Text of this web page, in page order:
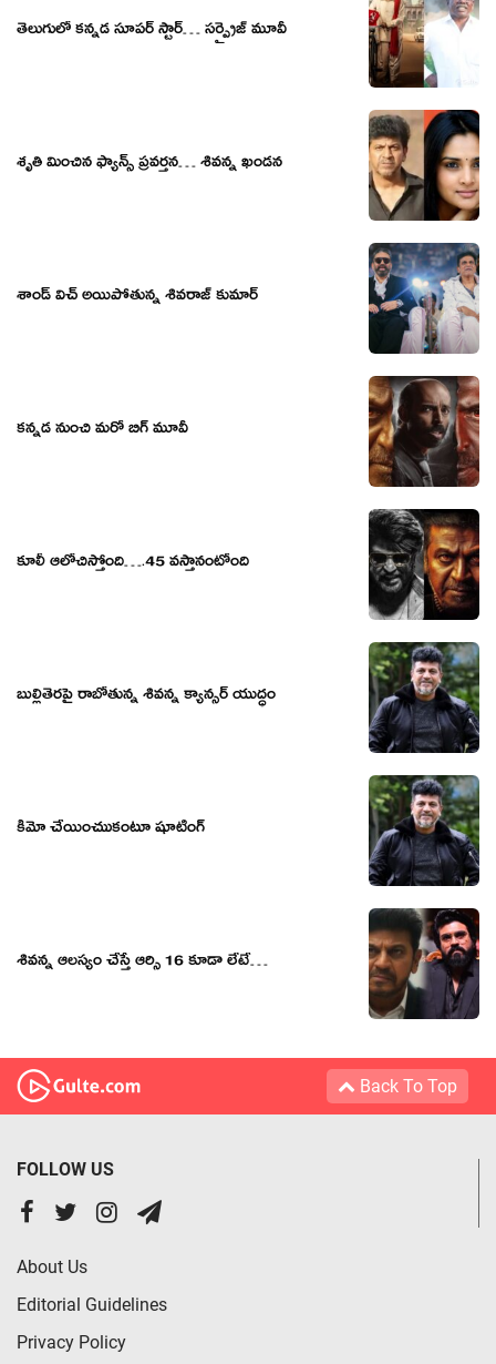
తెలుగులో కన్న‌డ సూప‌ర్ స్టార్… స‌ర్ప్రైజ్ మూవీ
శృతి మించిన ఫ్యాన్స్ ప్రవర్తన… శివన్న ఖండన
శాండ్ విచ్ అయిపోతున్న శివరాజ్ కుమార్
కన్నడ నుంచి మరో బిగ్ మూవీ
కూలీ ఆలోచిస్తోంది….45 వస్తానంటోంది
బుల్లితెరపై రాబోతున్న శివన్న క్యాన్సర్ యుద్ధం
కీమో చేయించుుకంటూ షూటింగ్
శివన్న ఆలస్యం చేస్తే ఆర్సి 16 కూడా లేటే…
Back To Top
FOLLOW US
About Us
Editorial Guidelines
Privacy Policy